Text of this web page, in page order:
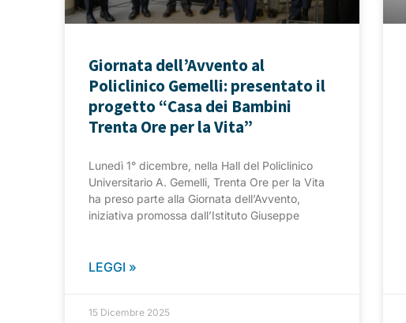
Giornata dell’Avvento al
Policlinico Gemelli: presentato il
progetto “Casa dei Bambini
Trenta Ore per la Vita”
Lunedì 1° dicembre, nella Hall del Policlinico
Universitario A. Gemelli, Trenta Ore per la Vita
ha preso parte alla Giornata dell’Avvento,
iniziativa promossa dall’Istituto Giuseppe
LEGGI »
15 Dicembre 2025